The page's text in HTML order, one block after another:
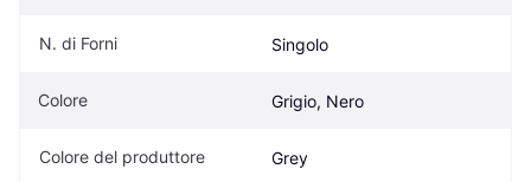
N. di Forni Singolo
Colore Grigio, Nero
Colore del produttore Grey